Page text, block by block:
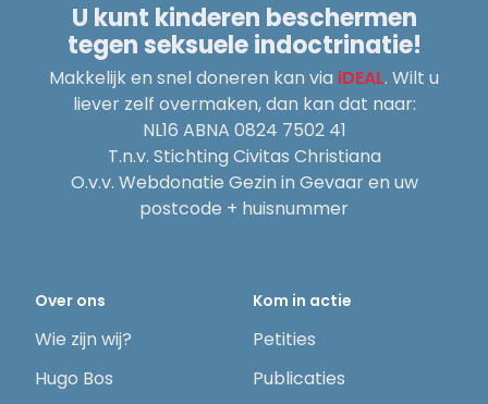
U kunt kinderen beschermen
tegen seksuele indoctrinatie!
Makkelijk en snel doneren kan via iDEAL. Wilt u
liever zelf overmaken, dan kan dat naar:
NL16 ABNA 0824 7502 41
T.n.v. Stichting Civitas Christiana
O.v.v. Webdonatie Gezin in Gevaar en uw
postcode + huisnummer
Over ons
Wie zijn wij?
Hugo Bos
Kom in actie
Petities
Publicaties